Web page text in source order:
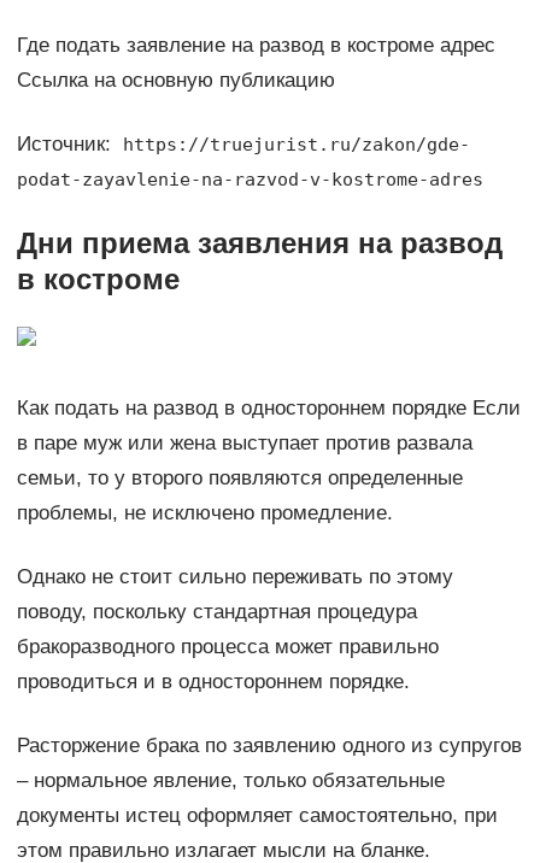
Где подать заявление на развод в костроме адрес
Ссылка на основную публикацию
Источник:
https://truejurist.ru/zakon/gde-
podat-zayavlenie-na-razvod-v-kostrome-adres
Дни приема заявления на развод
в костроме
Как подать на развод в одностороннем порядке Если
в паре муж или жена выступает против развала
семьи, то у второго появляются определенные
проблемы, не исключено промедление.
Однако не стоит сильно переживать по этому
поводу, поскольку стандартная процедура
бракоразводного процесса может правильно
проводиться и в одностороннем порядке.
Расторжение брака по заявлению одного из супругов
– нормальное явление, только обязательные
документы истец оформляет самостоятельно, при
этом правильно излагает мысли на бланке.